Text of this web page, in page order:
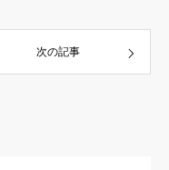
次の記事